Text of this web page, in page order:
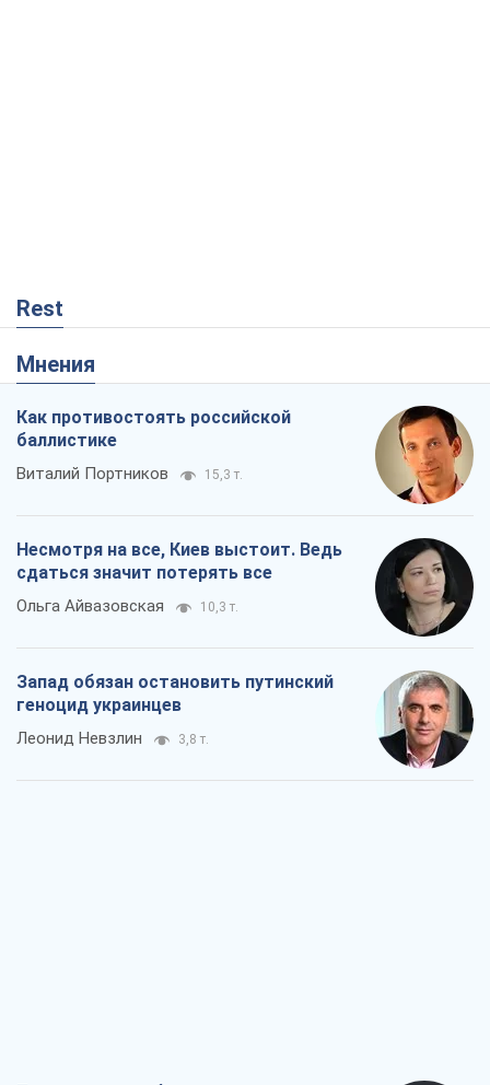
Rest
Мнения
Как противостоять российской
баллистике
Виталий Портников 15,3 т.
Несмотря на все, Киев выстоит. Ведь
сдаться значит потерять все
Ольга Айвазовская 10,3 т.
Запад обязан остановить путинский
геноцид украинцев
Леонид Невзлин 3,8 т.